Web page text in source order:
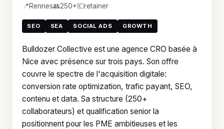
📍Rennes👥250+💶retainer
SEO SEA SOCIAL ADS GROWTH
Bulldozer Collective est une agence CRO basée à
Nice avec présence sur trois pays. Son offre
couvre le spectre de l'acquisition digitale:
conversion rate optimization, trafic payant, SEO,
contenu et data. Sa structure (250+
collaborateurs) et qualification senior la
positionnent pour les PME ambitieuses et les